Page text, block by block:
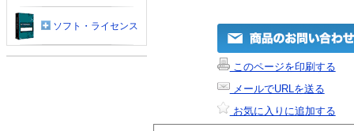
このページを印刷する
メールでURLを送る
お気に入りに追加する
ソフト・ライセンス